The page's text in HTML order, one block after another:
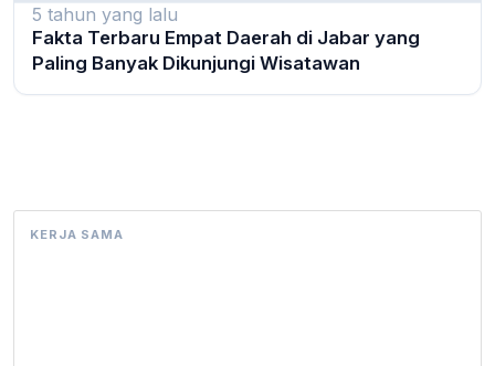
5 tahun yang lalu
Fakta Terbaru Empat Daerah di Jabar yang
Paling Banyak Dikunjungi Wisatawan
KERJA SAMA